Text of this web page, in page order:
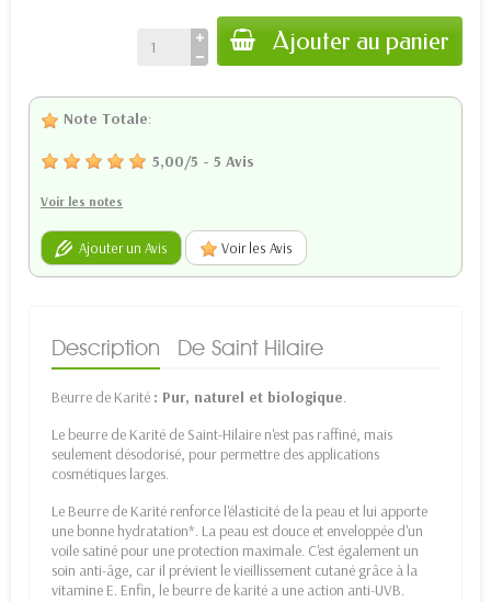
Ajouter au panier
Note Totale:
5,00/5 - 5 Avis
Voir les notes
Ajouter un Avis Voir les Avis
Description De Saint Hilaire
Beurre de Karité : Pur, naturel et biologique.
Le beurre de Karité de Saint-Hilaire n'est pas raffiné, mais
seulement désodorisé, pour permettre des applications
cosmétiques larges.
Le Beurre de Karité renforce l'élasticité de la peau et lui apporte
une bonne hydratation*. La peau est douce et enveloppée d'un
voile satiné pour une protection maximale. C'est également un
soin anti-âge, car il prévient le vieillissement cutané grâce à la
vitamine E. Enfin, le beurre de karité a une action anti-UVB.